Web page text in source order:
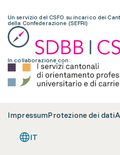
Un servizio del CSFO su incarico dei
della Confederazione (SEFRI)
In collaborazione con:
ImpressumProtezione dei dati
IT